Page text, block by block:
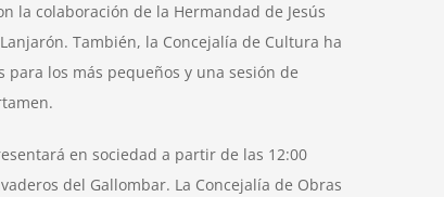
la colaboración de la Hermandad de Jesús
También, la Concejalía de Cultura ha
los más pequeños y una sesión de
en sociedad a partir de las 12:00
del Gallombar. La Concejalía de Obras